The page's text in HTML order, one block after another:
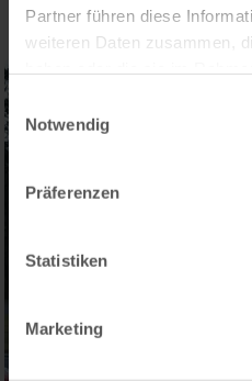
Partner führen diese
weiteren Daten zusammen,
Einwilligungsauswahl
Notwendig
Präferenzen
Statistiken
Marketing